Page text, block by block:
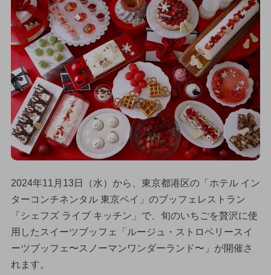
2024年11月13日（水）から、東京都港区の「ホテル イン
ターコンチネンタル 東京ベイ」のブッフェレストラン
「シェフズ ライブ キッチン」で、旬のいちごを贅沢に使
用したスイーツブッフェ「ルージュ・ストロベリースイ
ーツブッフェ〜スノーマンワンダーランド〜」が開催さ
れます。